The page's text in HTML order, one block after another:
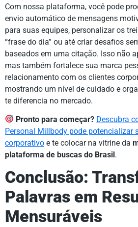
Com nossa plataforma, você pode
envio automático de mensagens
para suas equipes, personalizar os
“frase do dia” ou até criar desafios
baseados em uma citação. Isso não
mas também fortalece sua marca
relacionamento com os clientes
mostrando um nível de cuidado e
te diferencia no mercado.
Pronto para começar? Descubra
Personal Millbody pode potencializar
corporativo e te colocar na vitrine da
plataforma de buscas do Brasil.
Conclusão:
Palavras em
Mensuráveis